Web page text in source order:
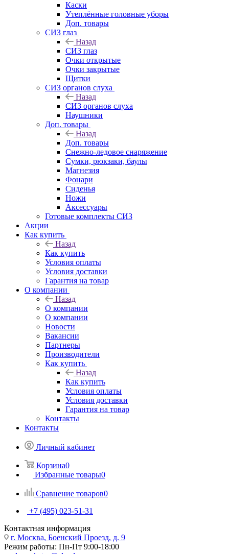
Каски
Утеплённые головные уборы
Доп. товары
СИЗ глаз
Назад
СИЗ глаз
Очки открытые
Очки закрытые
Щитки
СИЗ органов слуха
Назад
СИЗ органов слуха
Наушники
Доп. товары
Назад
Доп. товары
Снежно-ледовое снаряжение
Сумки, рюкзаки, баулы
Магнезия
Фонари
Сиденья
Ножи
Аксессуары
Готовые комплекты СИЗ
Акции
Как купить
Назад
Как купить
Условия оплаты
Условия доставки
Гарантия на товар
О компании
Назад
О компании
О компании
Новости
Вакансии
Партнеры
Производители
Как купить
Назад
Как купить
Условия оплаты
Условия доставки
Гарантия на товар
Контакты
Контакты
Личный кабинет
Корзина0
Избранные товары0
Сравнение товаров0
+7 (495) 023-51-31
Контактная информация
г. Москва, Боенский Проезд, д. 9
Режим работы: Пн-Пт 9:00-18:00